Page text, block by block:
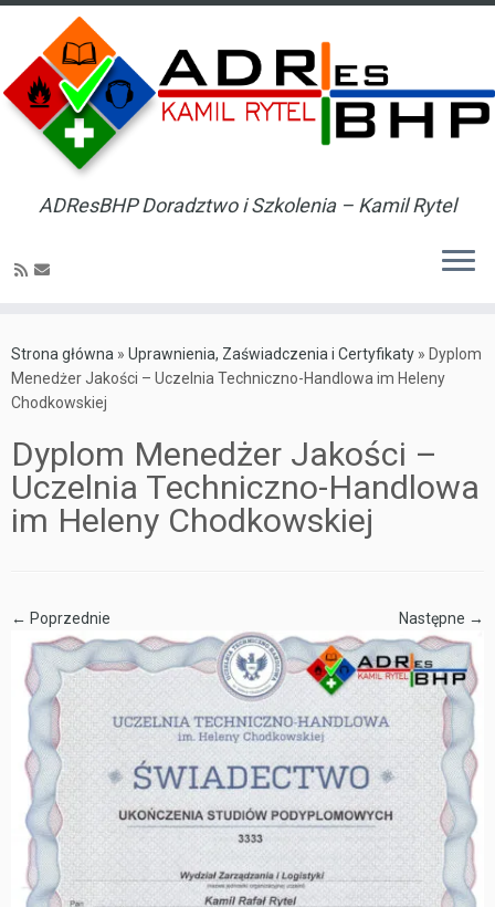
to
content
ADResBHP Doradztwo i Szkolenia – Kamil Rytel
Strona główna » Uprawnienia, Zaświadczenia i Certyfikaty » Dyplom
Menedżer Jakości – Uczelnia Techniczno-Handlowa im Heleny
Chodkowskiej
Dyplom Menedżer Jakości –
Uczelnia Techniczno-Handlowa
im Heleny Chodkowskiej
← Poprzednie Następne →